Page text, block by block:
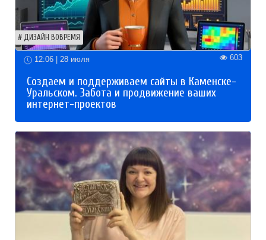
ДИЗАЙН ВОВРЕМЯ
12:06 | 28 июля 603
Создаем и поддерживаем сайты в Каменске-
Уральском. Забота и продвижение ваших
интернет-проектов